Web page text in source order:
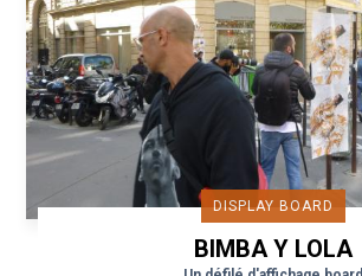
DISPLAY BOARD
BIMBA Y LOLA